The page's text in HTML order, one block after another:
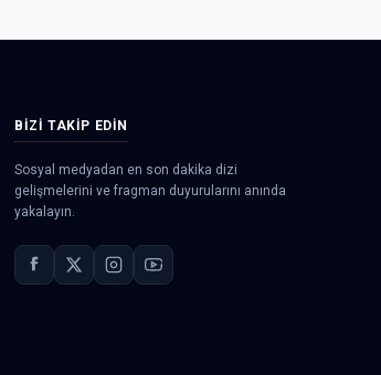
BIZI TAKIP EDIN
Sosyal medyadan en son dakika dizi
gelişmelerini ve fragman duyurularını anında
yakalayın.